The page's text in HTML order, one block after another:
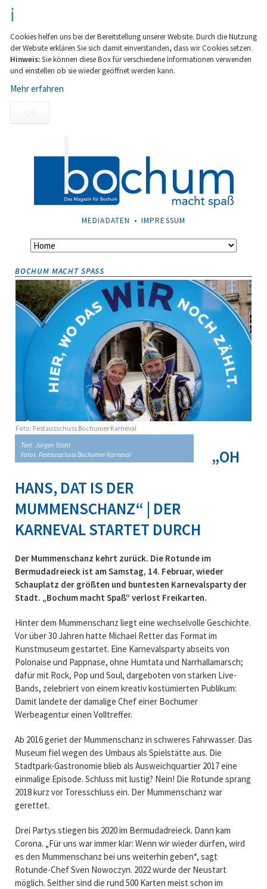
Cookies helfen uns bei der Bereitstellung unserer Website. Durch die Nutzung
der Website erklären Sie sich damit einverstanden, dass wir Cookies setzen.
Hinweis:Sie können diese Box für verschiedene Informationen verwenden
und einstellen ob sie wieder geöffnet werden kann.
Mehr erfahren
OK
NAVIGATION
MEDIADATEN IMPRESSUM
Navigation
BOCHUM MACHT SPASS
Foto: Festausschuss Bochumer Karneval
Text: Jürgen Stahl
Fotos: Festausschuss Bochumer Karneval
„OH
HANS, DAT IS DER
MUMMENSCHANZ“ | DER
KARNEVAL STARTET DURCH
Der Mummenschanz kehrt zurück. Die Rotunde im
Bermudadreieck ist am Samstag, 14. Februar, wieder
Schauplatz der größten und buntesten Karnevalsparty der
Stadt. „Bochum macht Spaß“ verlost Freikarten.
Hinter dem Mummenschanz liegt eine wechselvolle Geschichte.
Vor über 30 Jahren hatte Michael Retter das Format im
Kunstmuseum gestartet. Eine Karnevalsparty abseits von
Polonaise und Pappnase, ohne Humtata und Narrhallamarsch;
dafür mit Rock, Pop und Soul, dargeboten von starken Live-
Bands, zelebriert von einem kreativ kostümierten Publikum:
Damit landete der damalige Chef einer Bochumer
Werbeagentur einen Volltreffer.
Ab 2016 geriet der Mummenschanz in schweres Fahrwasser. Das
Museum fiel wegen des Umbaus als Spielstätte aus. Die
Stadtpark-Gastronomie blieb als Ausweichquartier 2017 eine
einmalige Episode. Schluss mit lustig? Nein! Die Rotunde sprang
2018 kurz vor Toresschluss ein. Der Mummenschanz war
gerettet.
Drei Partys stiegen bis 2020 im Bermudadreieck. Dann kam
Corona. „Für uns war immer klar: Wenn wir wieder dürfen, wird
es den Mummenschanz bei uns weiterhin geben“, sagt
Rotunde-Chef Sven Nowoczyn. 2022 wurde der Neustart
möglich. Seither sind die rund 500 Karten meist schon im